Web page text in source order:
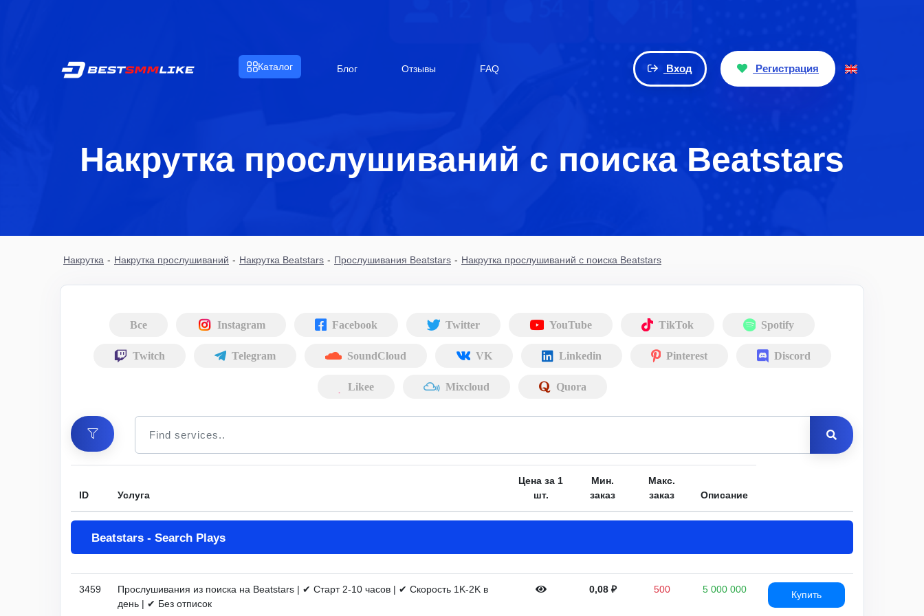
Каталог Блог Отзывы FAQ Вход Регистрация
Накрутка прослушиваний с поиска Beatstars
Накрутка - Накрутка прослушиваний - Накрутка Beatstars - Прослушивания Beatstars - Накрутка прослушиваний с поиска Beatstars
Все Instagram Facebook Twitter YouTube TikTok Spotify
Twitch Telegram SoundCloud VK Linkedin Pinterest Discord
Likee Mixcloud Quora
ID Услуга
Цена за 1
шт.
Мин.
заказ
Макс.
заказ
Описание
Beatstars - Search Plays
3459
Прослушивания из поиска на Beatstars | ✔ Старт 2-10 часов | ✔ Скорость 1K-2K в
день | ✔ Без отписок
0,08₽ 500 5 000 000
Купить